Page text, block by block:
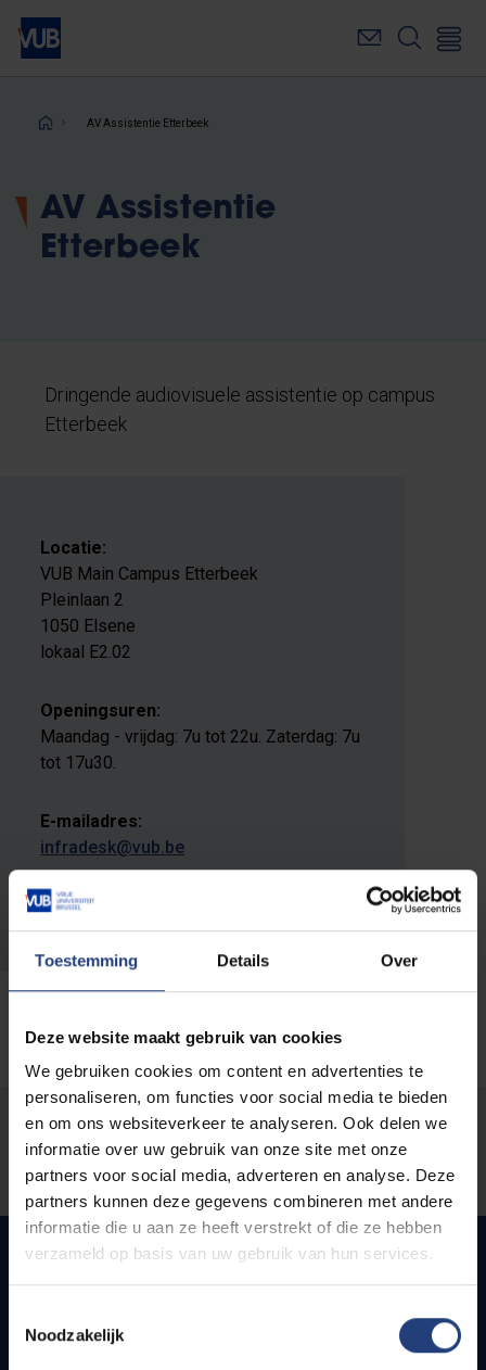
Toestemming Details Over
Deze website maakt gebruik van cookies
We gebruiken cookies om content en advertenties te
personaliseren, om functies voor social media te bieden
en om ons websiteverkeer te analyseren. Ook delen we
informatie over uw gebruik van onze site met onze
partners voor social media, adverteren en analyse. Deze
partners kunnen deze gegevens combineren met andere
informatie die u aan ze heeft verstrekt of die ze hebben
verzameld op basis van uw gebruik van hun services.
Noodzakelijk
Overslaan
naar
inhoudKruimelpad
AV Assistentie Etterbeek
AV Assistentie
Etterbeek
Dringende audiovisuele assistentie op campus
Etterbeek
Locatie:
VUB Main Campus Etterbeek
Pleinlaan 2
1050 Elsene
lokaal E2.02
Openingsuren:
Maandag - vrijdag: 7u tot 22u. Zaterdag: 7u
tot 17u30.
E-mailadres:
infradesk@vub.be
Telefoon:
+32 2 629 27 98
Stond er een fout op deze pagina?
Laat het ons weten